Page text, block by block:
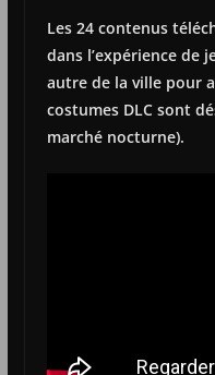
Les 24 contenus
dans l’expérience de
autre de la ville pour
costumes DLC sont
marché nocturne).